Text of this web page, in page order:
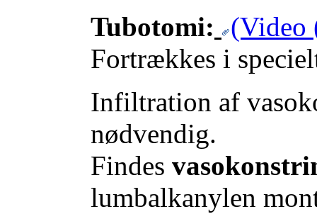
Tubotomi:
(Video
Fortrækkes i
Infiltration af
nødvendig.
Findes
lumbalkanylen